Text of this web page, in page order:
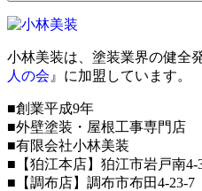
小林美装は、塗装業界の健全
人の会 』に加盟しています。
■創業平成9年
■外壁塗装・屋根工事専門店
■有限会社小林美装
■【狛江本店】狛江市岩戸南4-
■【調布店】調布市布田4-23-7